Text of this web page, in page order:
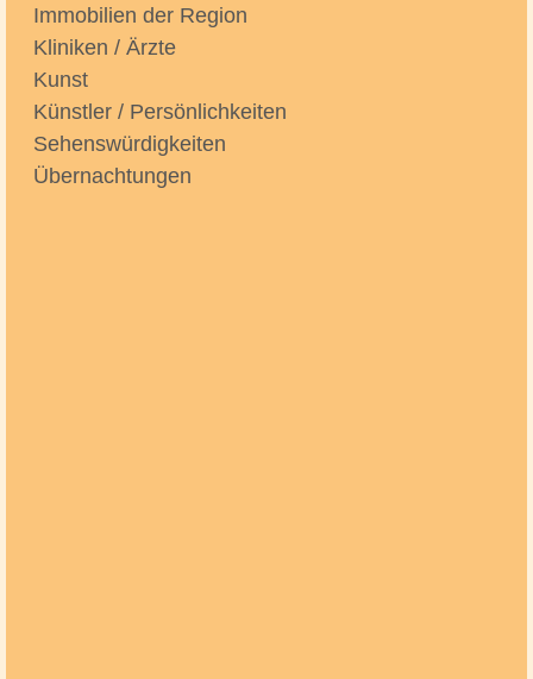
Immobilien der Region
Kliniken / Ärzte
Kunst
Künstler / Persönlichkeiten
Sehenswürdigkeiten
Übernachtungen